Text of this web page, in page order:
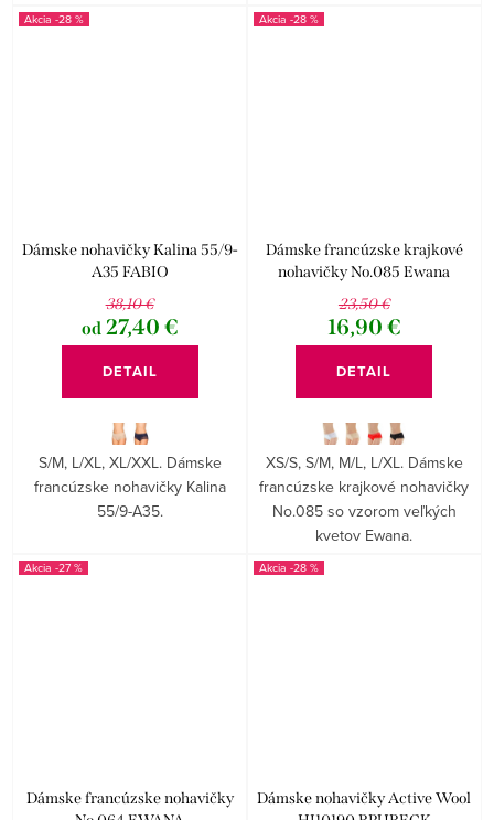
-28 %
Dámske nohavičky Kalina 55/9-
A35 FABIO
38,10 €
od27,40 €
DETAIL
S/M, L/XL, XL/XXL. Dámske
francúzske nohavičky Kalina
55/9-A35.
-28 %
Dámske francúzske krajkové
nohavičky No.085 Ewana
23,50 €
16,90 €
DETAIL
XS/S, S/M, M/L, L/XL. Dámske
francúzske krajkové nohavičky
No.085 so vzorom veľkých
kvetov Ewana.
-27 %
Dámske francúzske nohavičky
-28 %
Dámske nohavičky Active Wool